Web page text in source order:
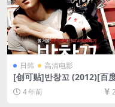
日韩 高清电影
[创可贴]반창꼬 (2012)[百
盘+迅雷云盘资源1080P超清
未删减][MP4/6.59GB][韩
4 年前